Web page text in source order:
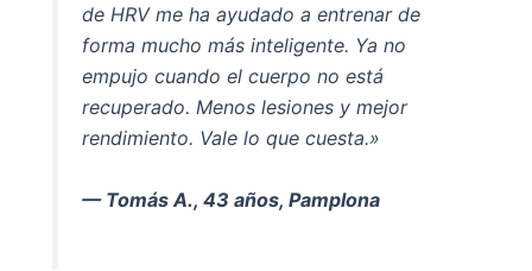
de HRV me ha ayudado a entrenar de
forma mucho más inteligente. Ya no
empujo cuando el cuerpo no está
recuperado. Menos lesiones y mejor
rendimiento. Vale lo que cuesta.»
— Tomás A., 43 años, Pamplona